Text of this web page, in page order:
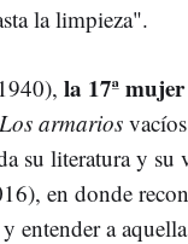
la limpieza".
la 17ª
Los armarios
su literatura y su
en donde
entender a